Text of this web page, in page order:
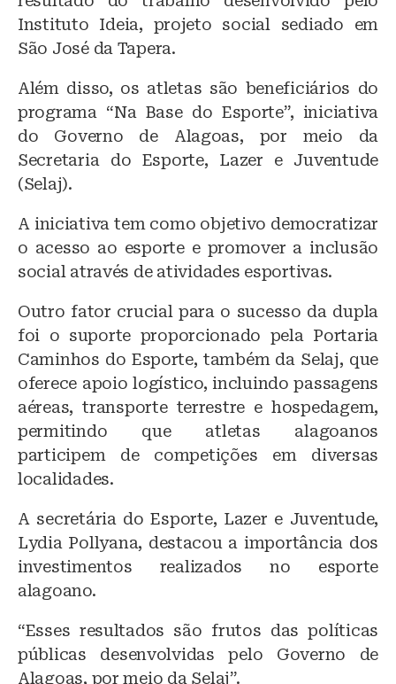
Instituto Ideia, projeto social sediado em
São José da Tapera.
Além disso, os atletas são beneficiários do
programa “Na Base do Esporte”, iniciativa
do Governo de Alagoas, por meio da
Secretaria do Esporte, Lazer e Juventude
(Selaj).
A iniciativa tem como objetivo democratizar
o acesso ao esporte e promover a inclusão
social através de atividades esportivas.
Outro fator crucial para o sucesso da dupla
foi o suporte proporcionado pela Portaria
Caminhos do Esporte, também da Selaj, que
oferece apoio logístico, incluindo passagens
aéreas, transporte terrestre e hospedagem,
permitindo que atletas alagoanos
participem de competições em diversas
localidades.
A secretária do Esporte, Lazer e Juventude,
Lydia Pollyana, destacou a importância dos
investimentos realizados no esporte
alagoano.
“Esses resultados são frutos das políticas
públicas desenvolvidas pelo Governo de
Alagoas, por meio da Selaj”.